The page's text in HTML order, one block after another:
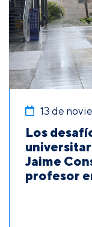
13 de
Los
Jaime
profesor